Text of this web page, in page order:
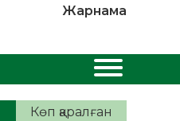
Жарнама
Көп қаралған